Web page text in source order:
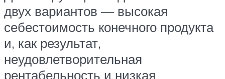
двух вариантов — высокая
себестоимость конечного продукта
и, как результат,
неудовлетворительная
рентабельность и низкая